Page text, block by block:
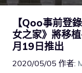
【Qoo事前登
女之家》將移
月19日推出
2020/05/05 作者: